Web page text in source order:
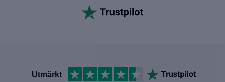
Utmärkt